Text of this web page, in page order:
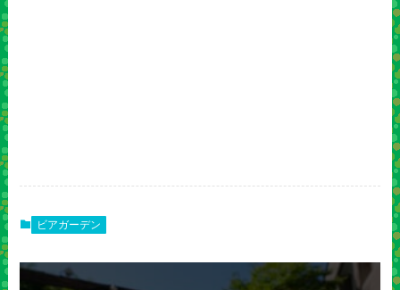
ビアガーデン